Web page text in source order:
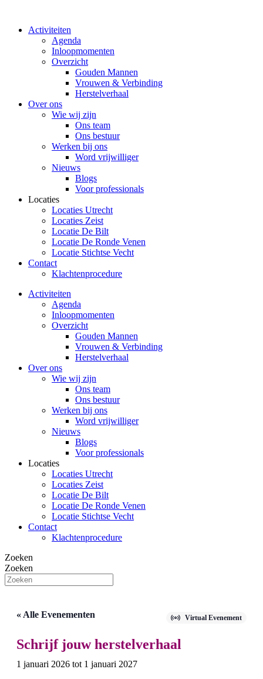
Activiteiten
Agenda
Inloopmomenten
Overzicht
Gouden Mannen
Vrouwen & Verbinding
Herstelverhaal
Over ons
Wie wij zijn
Ons team
Ons bestuur
Werken bij ons
Word vrijwilliger
Nieuws
Blogs
Voor professionals
Locaties
Locaties Utrecht
Locaties Zeist
Locatie De Bilt
Locatie De Ronde Venen
Locatie Stichtse Vecht
Contact
Klachtenprocedure
Activiteiten
Agenda
Inloopmomenten
Overzicht
Gouden Mannen
Vrouwen & Verbinding
Herstelverhaal
Over ons
Wie wij zijn
Ons team
Ons bestuur
Werken bij ons
Word vrijwilliger
Nieuws
Blogs
Voor professionals
Locaties
Locaties Utrecht
Locaties Zeist
Locatie De Bilt
Locatie De Ronde Venen
Locatie Stichtse Vecht
Contact
Klachtenprocedure
Zoeken
Zoeken
« Alle Evenementen Virtual Evenement
Schrijf jouw herstelverhaal
1 januari 2026 tot 1 januari 2027